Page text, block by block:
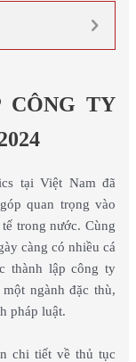
CÔNG TY
tại Việt Nam đã
quan trọng vào
trong nước. Cùng
càng có nhiều cá
thành lập công ty
ngành đặc thù,
pháp luật.
chi tiết về thủ tục